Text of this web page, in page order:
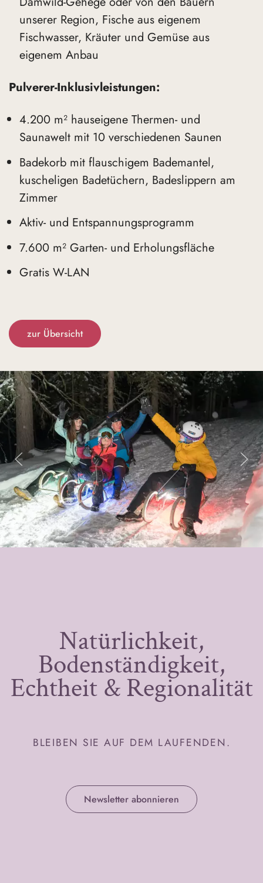
unserer Region, Fische aus eigenem
Fischwasser, Kräuter und Gemüse aus
eigenem Anbau
Pulverer-Inklusivleistungen:
4.200 m² hauseigene Thermen- und
Saunawelt mit 10 verschiedenen Saunen
Badekorb mit flauschigem Bademantel,
kuscheligen Badetüchern, Badeslippern am
Zimmer
Aktiv- und Entspannungsprogramm
7.600 m² Garten- und Erholungsfläche
Gratis W-LAN
zur Übersicht
Natürlichkeit,
Bodenständigkeit,
Echtheit & Regionalität
BLEIBEN SIE AUF DEM LAUFENDEN.
Newsletter abonnieren